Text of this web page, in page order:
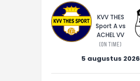
KVV THES
Sport A vs
ACHEL VV
(On time)
5 augustus 2026